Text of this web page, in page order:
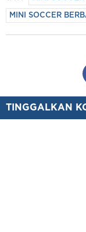
MINI SOCCER
TINGGALKAN